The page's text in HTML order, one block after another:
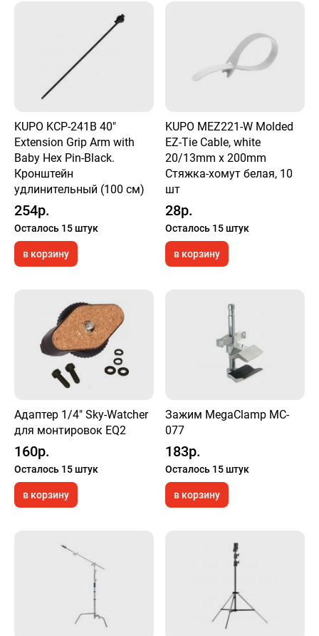
KUPO KCP-241B 40"
Extension Grip Arm with
Baby Hex Pin-Black.
Кронштейн
удлинительный (100 см)
254р.
Осталось 15 штук
в корзину
KUPO MEZ221-W Molded
EZ-Tie Cable, white
20/13mm x 200mm
Стяжка-хомут белая, 10
шт
28р.
Осталось 15 штук
в корзину
Адаптер 1/4" Sky-Watcher
для монтировок EQ2
160р.
Осталось 15 штук
в корзину
Зажим MegaClamp MC-
077
183р.
Осталось 15 штук
в корзину